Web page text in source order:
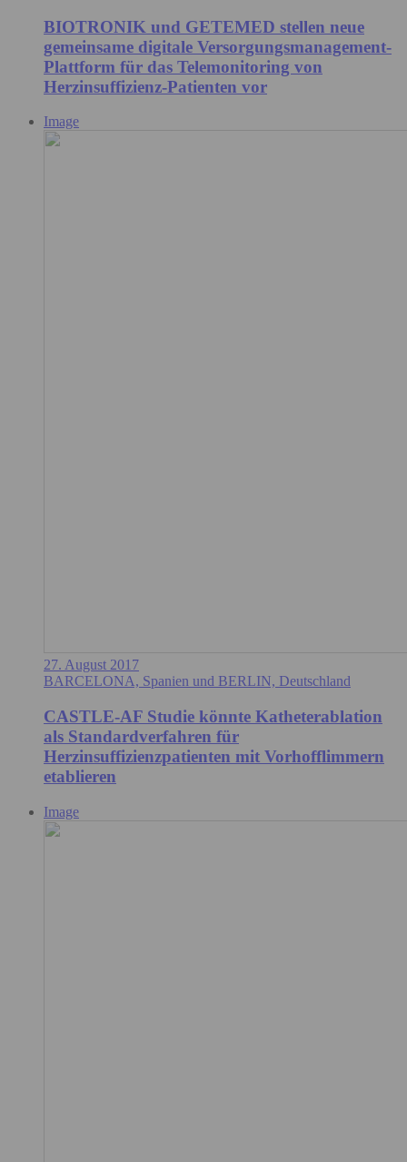
BIOTRONIK und GETEMED stellen neue
gemeinsame digitale Versorgungsmanagement-
Plattform für das Telemonitoring von
Herzinsuffizienz-Patienten vor
Image
27. August 2017
BARCELONA, Spanien und BERLIN, Deutschland
CASTLE-AF Studie könnte Katheterablation
als Standardverfahren für
Herzinsuffizienzpatienten mit Vorhofflimmern
etablieren
Image